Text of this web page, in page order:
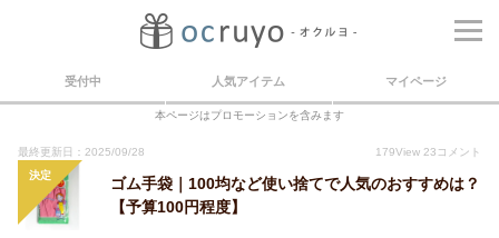
受付中 人気アイテム マイページ
本ページはプロモーションを含みます
最終更新日：2025/09/28 179View 23 コメント
決定
ゴム手袋｜100均など使い捨てで人気のおすすめは？
【予算100円程度】